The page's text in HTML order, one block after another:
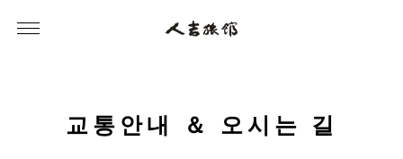
교 통 안내 ＆ 오시 는 길